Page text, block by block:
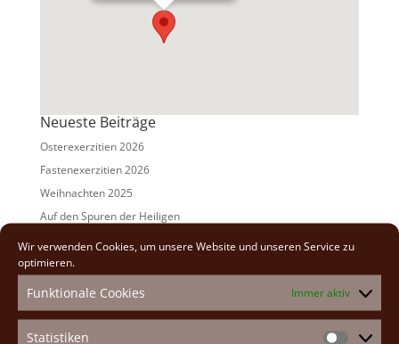
Wir verwenden Cookies, um unsere Website und unseren Service zu
optimieren.
Funktionale Cookies Immer aktiv
Statistiken
Neueste Beiträge
Osterexerzitien 2026
Fastenexerzitien 2026
Weihnachten 2025
Auf den Spuren der Heiligen
Adventexerzitien 2025
2026(2)
2025(7)